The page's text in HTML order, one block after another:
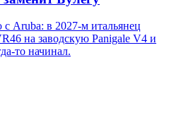
Aruba: в 2027-м итальянец
на заводскую Panigale V4 и
то начинал.